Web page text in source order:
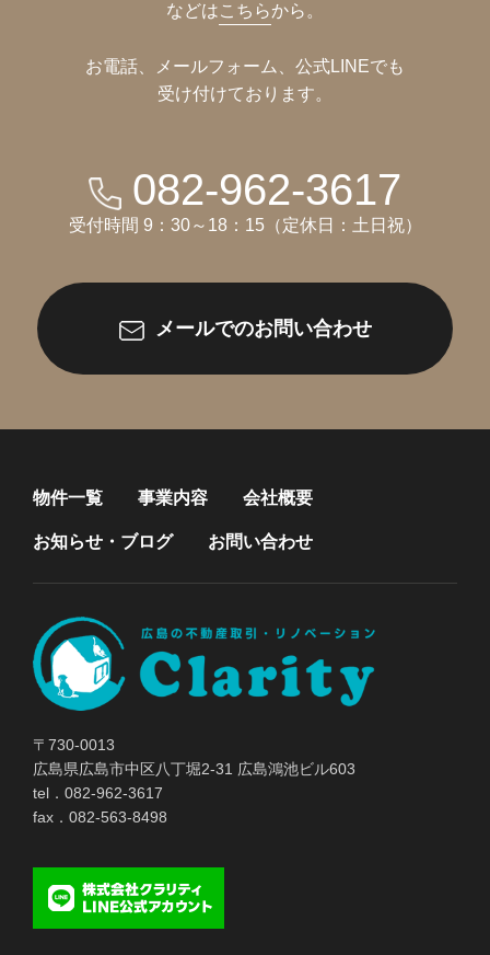
などはこちらから。
お電話、メールフォーム、公式LINEでも
受け付けております。
082-962-3617
受付時間 9：30～18：15（定休日：土日祝）
メールでのお問い合わせ
物件一覧 事業内容 会社概要
お知らせ・ブログ お問い合わせ
〒730-0013
広島県広島市中区八丁堀2-31 広島鴻池ビル603
tel．082-962-3617
fax．082-563-8498